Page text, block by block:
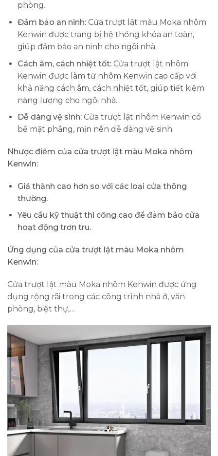
phòng.
Đảm bảo an ninh:Cửa trượt lật màu Moka nhôm
Kenwin được trang bị hệ thống khóa an toàn,
giúp đảm bảo an ninh cho ngôi nhà.
Cách âm, cách nhiệt tốt:Cửa trượt lật nhôm
Kenwin được làm từ nhôm Kenwin cao cấp với
khả năng cách âm, cách nhiệt tốt, giúp tiết kiệm
năng lượng cho ngôi nhà.
Dễ dàng vệ sinh:Cửa trượt lật nhôm Kenwin có
bề mặt phẳng, mịn nên dễ dàng vệ sinh.
Nhược điểm của cửa trượt lật màu Moka nhôm
Kenwin:
Giá thành cao hơn so với các loại cửa thông
thường.
Yêu cầu kỹ thuật thi công cao để đảm bảo cửa
hoạt động trơn tru.
Ứng dụng của cửa trượt lật màu Moka nhôm
Kenwin:
Cửa trượt lật màu Moka nhôm Kenwin được ứng
dụng rộng rãi trong các công trình nhà ở, văn
phòng, biệt thự,…